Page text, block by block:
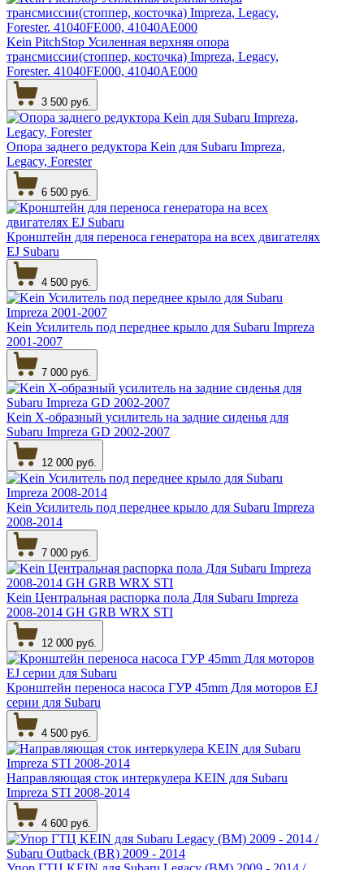
Kein PitchStop Усиленная верхняя опора
трансмиссии(стоппер, косточка) Impreza, Legacy,
Forester. 41040FE000, 41040AE000
3 500 руб.
Опора заднего редуктора Kein для Subaru Impreza,
Legacy, Forester
6 500 руб.
Кронштейн для переноса генератора на всех двигателях
EJ Subaru
4 500 руб.
Kein Усилитель под переднее крыло для Subaru Impreza
2001-2007
7 000 руб.
Kein Х-образный усилитель на задние сиденья для
Subaru Impreza GD 2002-2007
12 000 руб.
Kein Усилитель под переднее крыло для Subaru Impreza
2008-2014
7 000 руб.
Kein Центральная распорка пола Для Subaru Impreza
2008-2014 GH GRB WRX STI
12 000 руб.
Кронштейн переноса насоса ГУР 45mm Для моторов EJ
серии для Subaru
4 500 руб.
Направляющая сток интеркулера KEIN для Subaru
Impreza STI 2008-2014
4 600 руб.